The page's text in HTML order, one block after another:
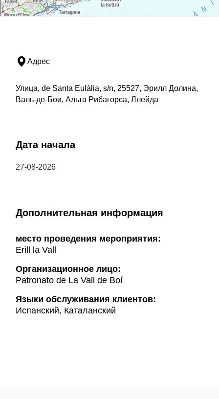
Адрес
Улица, de Santa Eulàlia, s/n, 25527, Эрилл Долина,
Валь-де-Бои, Альта Рибагорса, Ллейда
Дата начала
27-08-2026
Дополнительная информация
место проведения мероприятия:
Erill la Vall
Организационное лицо:
Patronato de La Vall de Boí
Языки обслуживания клиентов:
Испанский, Каталанский